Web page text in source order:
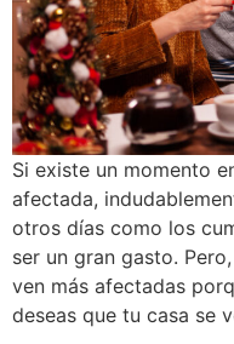
Si existe un momento
afectada,
otros días como los
ser un gran gasto.
ven más afectadas
deseas que tu casa se